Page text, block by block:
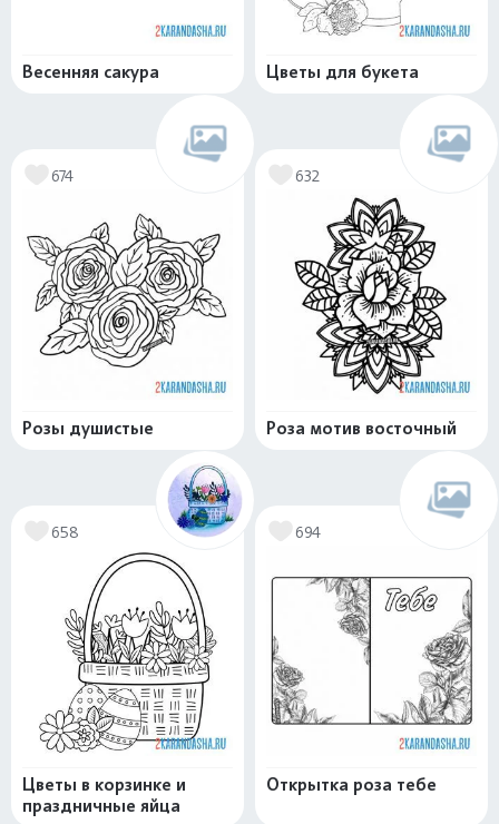
Весенняя сакура Цветы для букета
674
Розы душистые
632
Роза мотив восточный
658
Цветы в корзинке и
праздничные яйца
694
Открытка роза тебе